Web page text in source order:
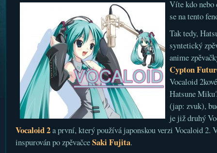
Víte kdo
se na tento
Tak tedy,
syntetický
anime
Cypton
Vocaloid
Hatsune
(jap: zvuk),
je již druhý
Vocaloid 2a první, který používá japonskou verzi Vocaloid 2.
inspurován po zpěvačceSaki Fujita.